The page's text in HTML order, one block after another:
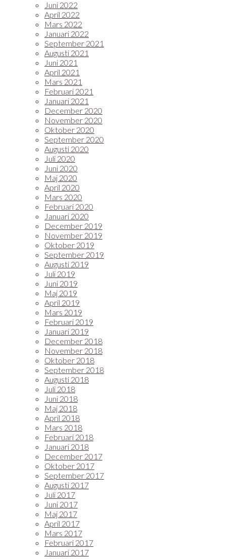
Juni 2022
April 2022
Mars 2022
Januari 2022
September 2021
Augusti 2021
Juni 2021
April 2021
Mars 2021
Februari 2021
Januari 2021
December 2020
November 2020
Oktober 2020
September 2020
Augusti 2020
Juli 2020
Juni 2020
Maj 2020
April 2020
Mars 2020
Februari 2020
Januari 2020
December 2019
November 2019
Oktober 2019
September 2019
Augusti 2019
Juli 2019
Juni 2019
Maj 2019
April 2019
Mars 2019
Februari 2019
Januari 2019
December 2018
November 2018
Oktober 2018
September 2018
Augusti 2018
Juli 2018
Juni 2018
Maj 2018
April 2018
Mars 2018
Februari 2018
Januari 2018
December 2017
Oktober 2017
September 2017
Augusti 2017
Juli 2017
Juni 2017
Maj 2017
April 2017
Mars 2017
Februari 2017
Januari 2017